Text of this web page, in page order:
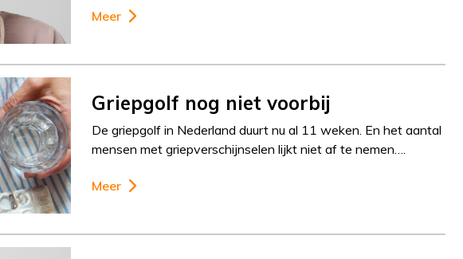
Meer
Griepgolf nog niet voorbij
De griepgolf in Nederland duurt nu al 11 weken. En het aantal
mensen met griepverschijnselen lijkt niet af te nemen….
Meer